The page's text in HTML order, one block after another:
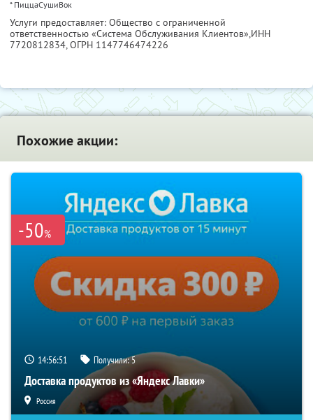
* ПиццаСушиВок
Услуги предоставляет: Общество с ограниченной
ответственностью «Система Обслуживания Клиентов»,ИНН
7720812834, ОГРН 1147746474226
Похожие акции:
-50%
14:56:51 Получили:5
Доставка продуктов из «Яндекс Лавки»
Россия